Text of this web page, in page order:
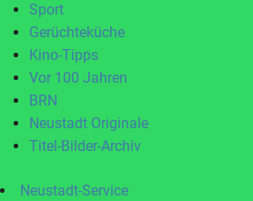
Sport
Gerüchteküche
Kino-Tipps
Vor 100 Jahren
BRN
Neustadt Originale
Titel-Bilder-Archiv
Neustadt-Service